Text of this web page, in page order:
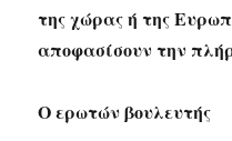
της χώρας ή της
αποφασίσουν την
Ο ερωτών βουλευτής